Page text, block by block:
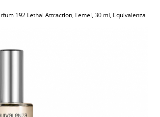
192 Lethal Attraction, Femei, 30 ml, Equivalenza